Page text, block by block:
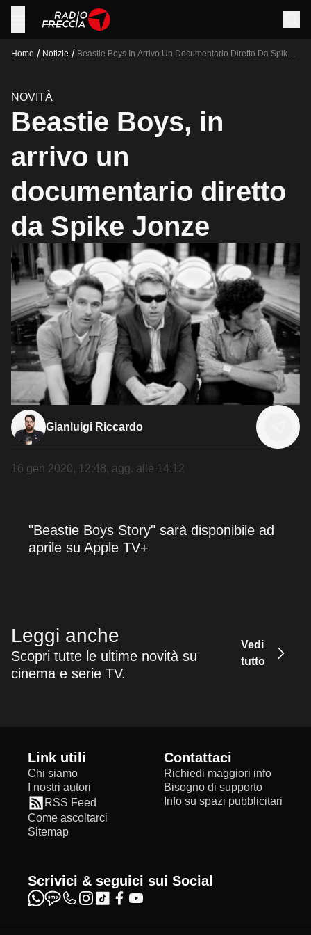
Home / Notizie / Beastie Boys In Arrivo Un Documentario Diretto Da Spike
NOVITÀ
Beastie Boys, in
arrivo un
documentario diretto
da Spike Jonze
Gianluigi Riccardo
16 gen 2020, 12:48, agg. alle 14:12
"Beastie Boys Story" sarà disponibile ad
aprile su Apple TV+
Leggi anche
Scopri tutte le ultime novità su
cinema e serie TV.
Vedi
tutto
Link utili
Chi siamo
I nostri autori
RSS Feed
Come ascoltarci
Sitemap
Contattaci
Richiedi maggiori info
Bisogno di supporto
Info su spazi pubblicitari
Scrivici & seguici sui Social